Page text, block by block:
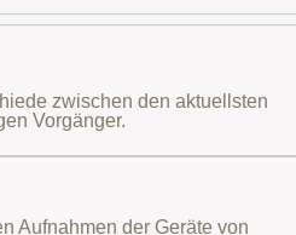
zwischen den aktuellsten
Vorgänger.
Aufnahmen der Geräte von